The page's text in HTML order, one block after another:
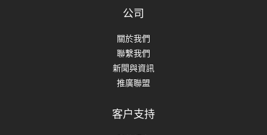
公司
關於我們
聯繫我們
新聞與資訊
推廣聯盟
客户支持